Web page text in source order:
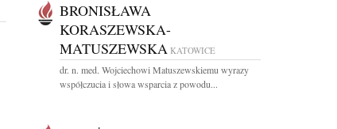
BRONISŁAWA
KORASZEWSKA-
MATUSZEWSKA KATOWICE
dr. n. med. Wojciechowi Matuszewskiemu wyrazy
współczucia i słowa wsparcia z powodu...